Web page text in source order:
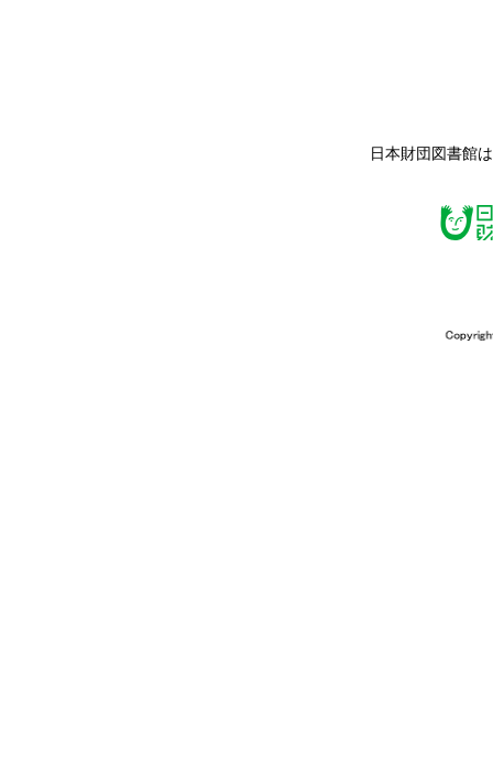
日本財団図書館